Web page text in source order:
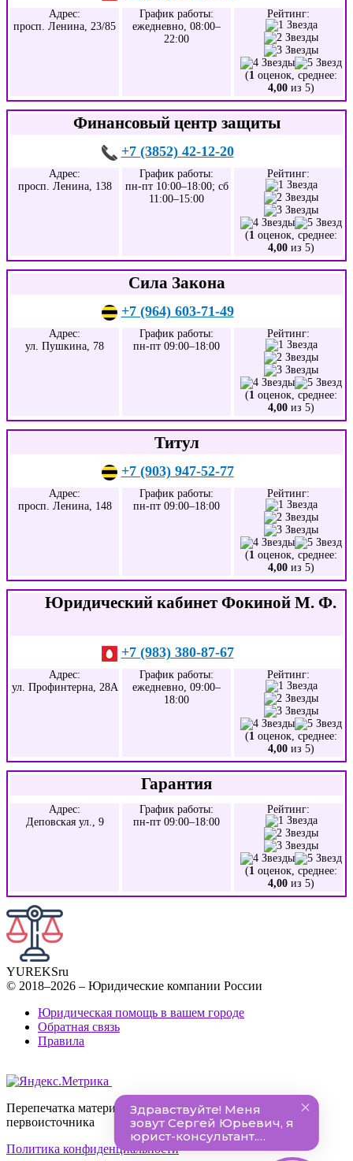
Адрес:
просп. Ленина, 23/85
График работы:
ежедневно, 08:00–
22:00
Рейтинг:
(1 оценок, среднее:
4,00 из 5)
Финансовый центр защиты
+7 (3852) 42-12-20
Адрес:
просп. Ленина, 138
График работы:
пн-пт 10:00–18:00; сб
11:00–15:00
Рейтинг:
(1 оценок, среднее:
4,00 из 5)
Сила Закона
+7 (964) 603-71-49
Адрес:
ул. Пушкина, 78
График работы:
пн-пт 09:00–18:00
Рейтинг:
(1 оценок, среднее:
4,00 из 5)
Титул
+7 (903) 947-52-77
Адрес:
просп. Ленина, 148
График работы:
пн-пт 09:00–18:00
Рейтинг:
(1 оценок, среднее:
4,00 из 5)
Юридический кабинет Фокиной М. Ф.
+7 (983) 380-87-67
Адрес:
ул. Профинтерна, 28А
График работы:
ежедневно, 09:00–
18:00
Рейтинг:
(1 оценок, среднее:
4,00 из 5)
Гарантия
Адрес:
Деповская ул., 9
График работы:
пн-пт 09:00–18:00
Рейтинг:
(1 оценок, среднее:
4,00 из 5)
YUREKSru
© 2018–2026 – Юридические компании России
Юридическая помощь в вашем городе
Обратная связь
Правила
Перепечатка материалов разрешена только с указанием
первоисточника
Политика конфиденциальности